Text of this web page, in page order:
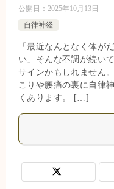
公開日： 2025年10月13日
自律神経
「最近なんとなく体が
い」そんな不調が続い
サインかもしれません
こりや腰痛の裏に自律
くあります。 […]